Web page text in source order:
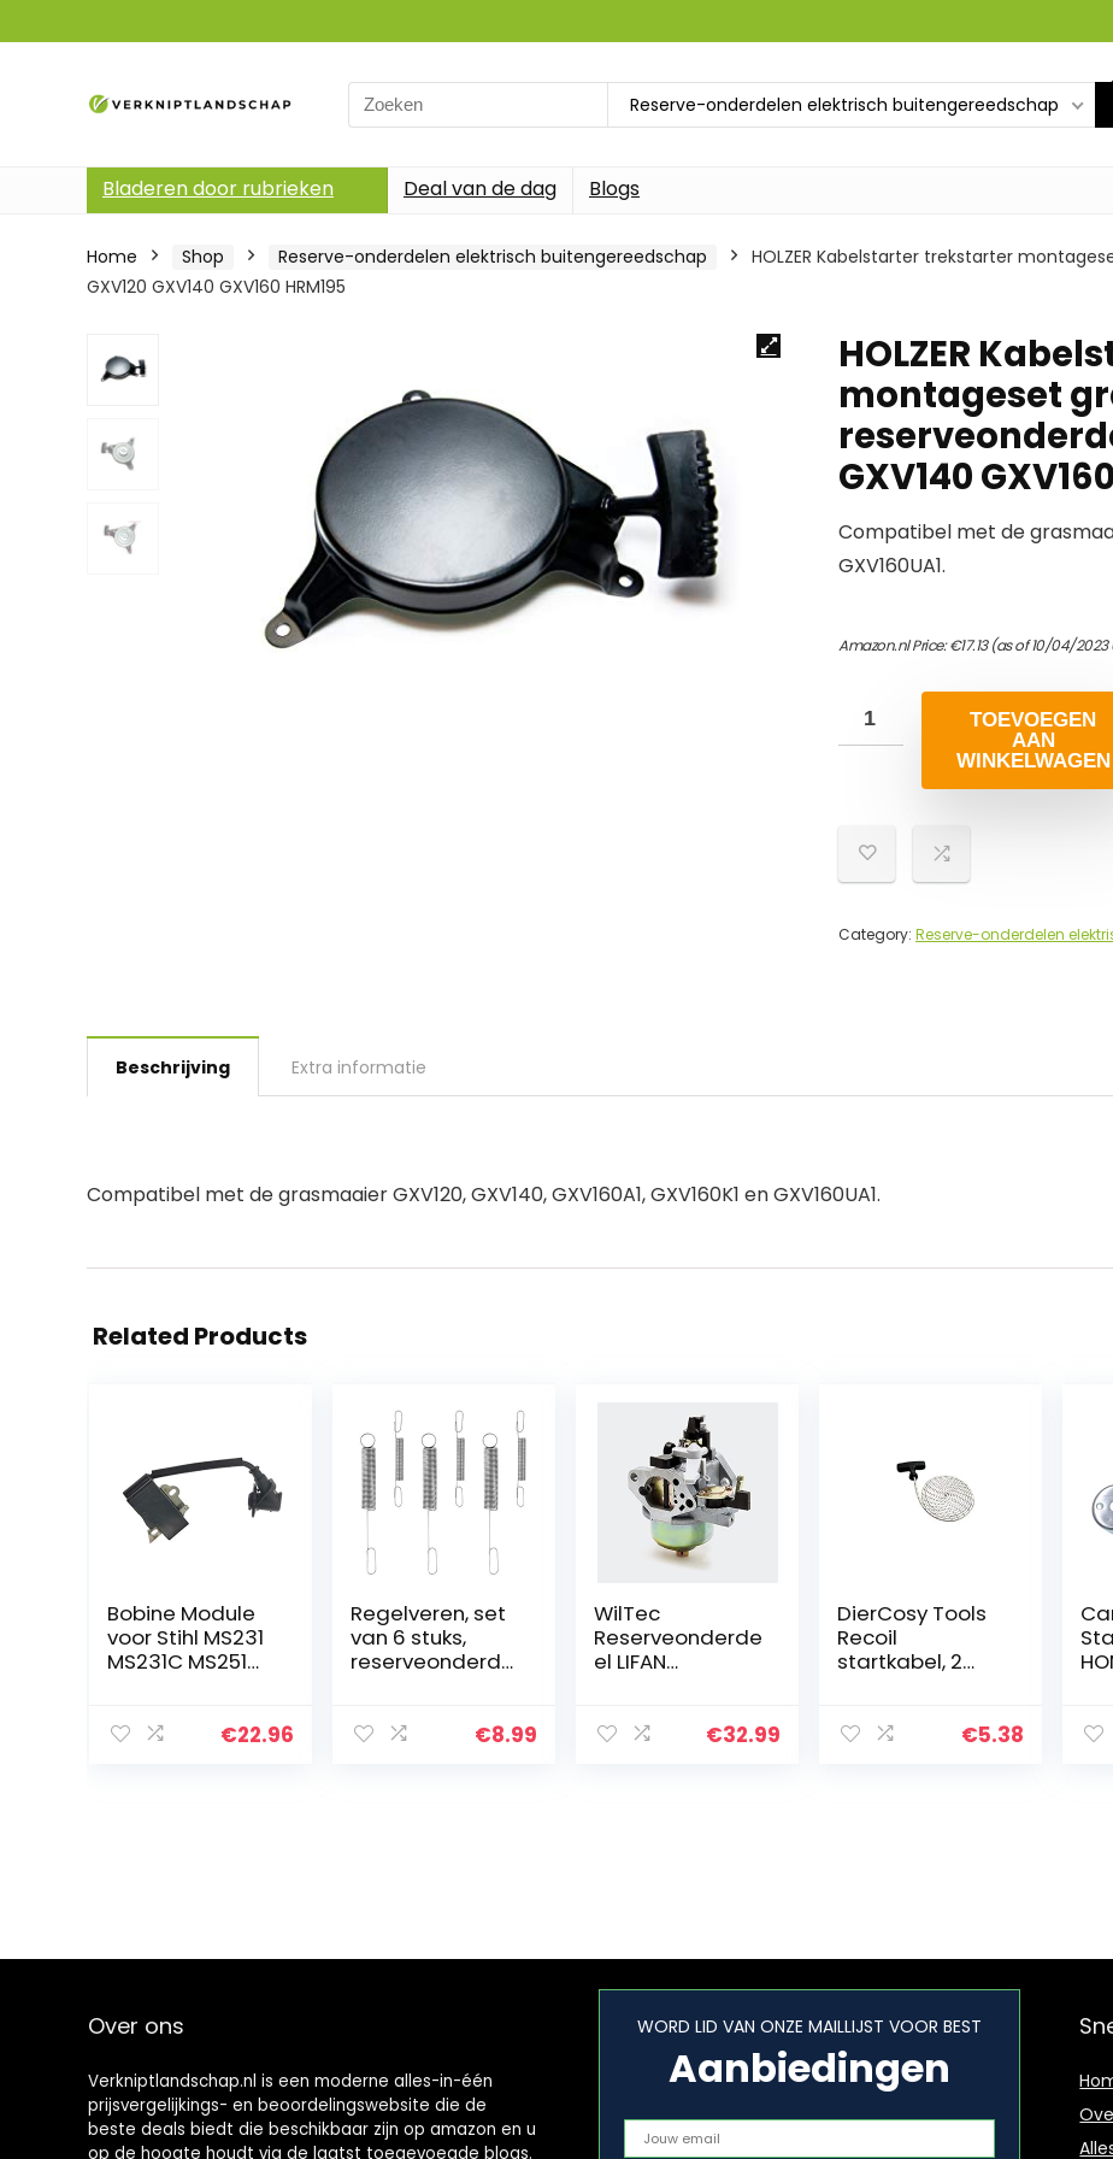
Search
for:
Reserve-onderdelen elektrisch buitengereedschap
Bladeren door rubrieken Deal van de dag Blogs
Home Shop Reserve-onderdelen elektrisch buitengereedschap
HOLZER Kabelstarter trekstarter
GXV120 GXV140 GXV160 HRM195
HOLZER
montageset
GXV140
Compatibel met de
GXV160UA1.
Amazon.nl Price:€17.13(as of 10/04/2023
TOEVOEGEN
AAN
WINKELWAGEN
Category: Reserve-onderdelen
Beschrijving Extra informatie
Compatibel met de grasmaaier GXV120, GXV140, GXV160A1, GXV160K1 en GXV160UA1.
Related Products
Bobine Module
voor Stihl MS231
MS231C MS251
Onderdeel nr.
€22.96
Regelveren, set
van 6 stuks,
reserveonderdel
262759
€8.99
WilTec
Reserveonderde
el LIFAN
€32.99
DierCosy Tools
Recoil
startkabel, 2
treksnoeren, €5.38
Over ons
Verkniptlandschap.nl is een moderne alles-in-één
prijsvergelijkings- en beoordelingswebsite die de
beste deals biedt die beschikbaar zijn op amazon en u
op de hoogte houdt via de laatst toegevoegde blogs.
WORD LID VAN ONZE MAILLIJST VOOR BEST
Aanbiedingen